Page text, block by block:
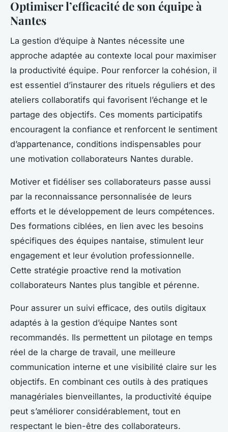
Optimiser l’efficacité de son équipe à
Nantes
La gestion d’équipe à Nantes nécessite une
approche adaptée au contexte local pour maximiser
la productivité équipe. Pour renforcer la cohésion, il
est essentiel d’instaurer des rituels réguliers et des
ateliers collaboratifs qui favorisent l’échange et le
partage des objectifs. Ces moments participatifs
encouragent la confiance et renforcent le sentiment
d’appartenance, conditions indispensables pour
une motivation collaborateurs Nantes durable.
Motiver et fidéliser ses collaborateurs passe aussi
par la reconnaissance personnalisée de leurs
efforts et le développement de leurs compétences.
Des formations ciblées, en lien avec les besoins
spécifiques des équipes nantaise, stimulent leur
engagement et leur évolution professionnelle.
Cette stratégie proactive rend la motivation
collaborateurs Nantes plus tangible et pérenne.
Pour assurer un suivi efficace, des outils digitaux
adaptés à la gestion d’équipe Nantes sont
recommandés. Ils permettent un pilotage en temps
réel de la charge de travail, une meilleure
communication interne et une visibilité claire sur les
objectifs. En combinant ces outils à des pratiques
managériales bienveillantes, la productivité équipe
peut s’améliorer considérablement, tout en
respectant le bien-être des collaborateurs.